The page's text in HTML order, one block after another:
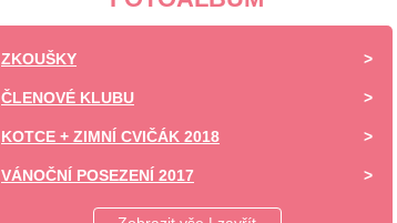
ZKOUŠKY
ČLENOVÉ KLUBU
KOTCE + ZIMNÍ CVIČÁK 2018
VÁNOČNÍ POSEZENÍ 2017
DĚTSKÝ DEN ZÁPY 2017 -UKÁZKA VÝCVIKU